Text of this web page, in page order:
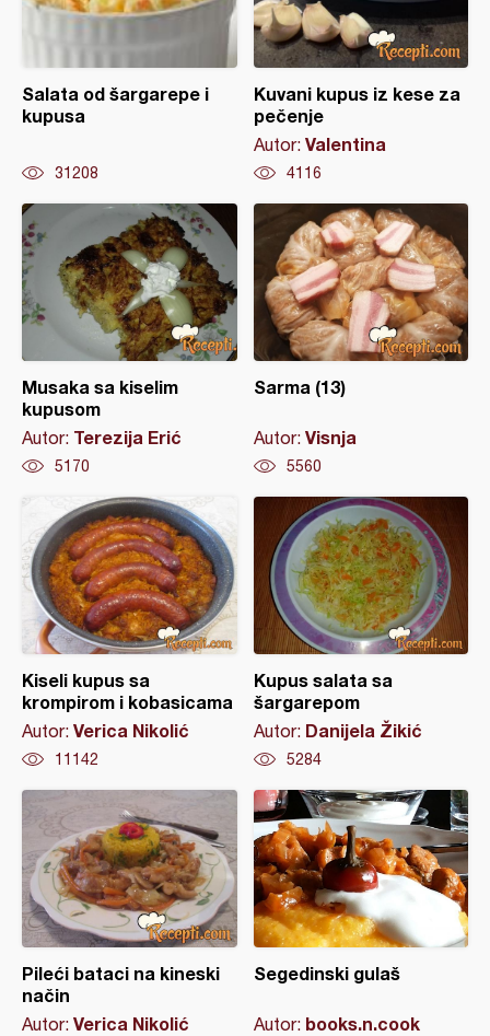
Salata od šargarepe i
kupusa
31208
Kuvani kupus iz kese za
pečenje
Autor: Valentina
4116
Musaka sa kiselim
kupusom
Autor: Terezija Erić
5170
Sarma (13)
Autor: Visnja
5560
Kiseli kupus sa
krompirom i kobasicama
Autor: Verica Nikolić
11142
Kupus salata sa
šargarepom
Autor: Danijela Žikić
5284
Pileći bataci na kineski
način
Autor: Verica Nikolić
Segedinski gulaš
Autor: books.n.cook